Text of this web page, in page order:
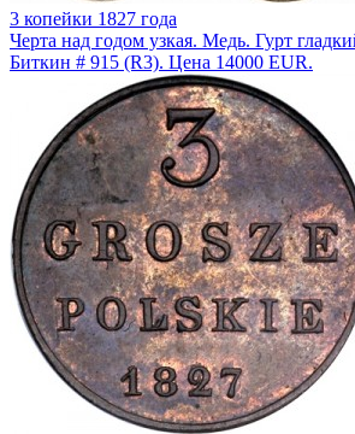
3 копейки 1827 года
Черта над годом узкая. Медь. Гурт
Биткин # 915 (R3). Цена 14000 EUR.